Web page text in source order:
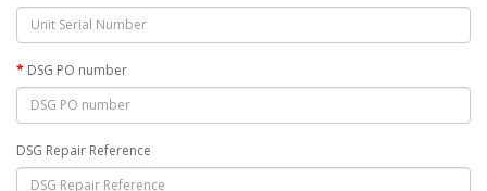
DSG PO number
DSG Repair Reference